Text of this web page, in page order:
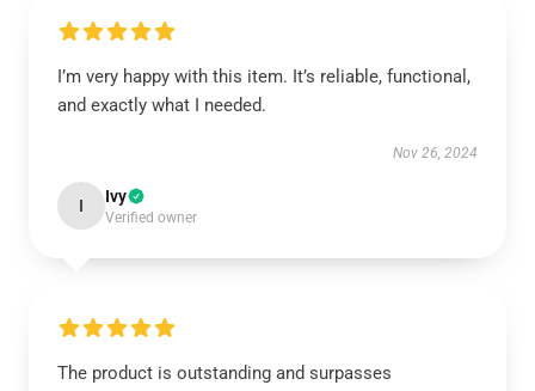
I’m very happy with this item. It’s reliable, functional,
and exactly what I needed.
Nov 26, 2024
I Ivy
Verified owner
The product is outstanding and surpasses